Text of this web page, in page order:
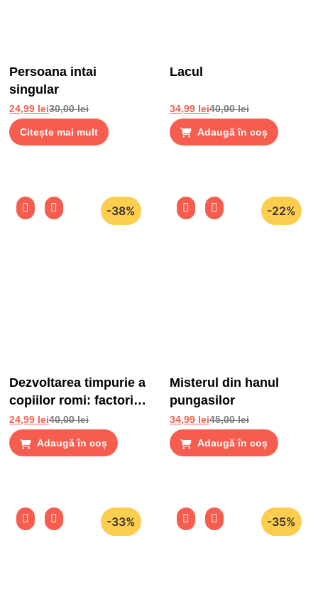
Persoana intai
singular
30,00lei
24,99 lei
Citește mai mult
Lacul
40,00lei
34,99 lei
Adaugă în coș
-38%
Dezvoltarea timpurie a
copiilor romi: factori
de risc si factori de
protectie
40,00lei
24,99 lei
Adaugă în coș
-22%
Misterul din hanul
pungasilor
45,00lei
34,99 lei
Adaugă în coș
-33% -35%